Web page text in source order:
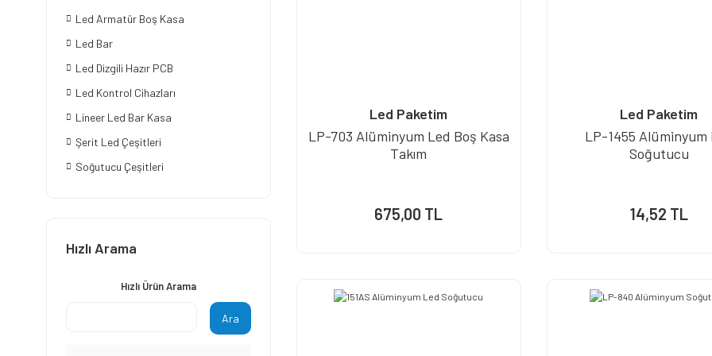
Led Armatür Boş Kasa
Led Bar
Led Dizgili Hazır PCB
Led Kontrol Cihazları
Lineer Led Bar Kasa
Şerit Led Çeşitleri
Soğutucu Çeşitleri
Hızlı Arama
Hızlı Ürün Arama
Ara
Led Paketim
LP-703 Alüminyum Led Boş Kasa
Takım
675,00 TL
Led Paketim
LP-1455 Alüminyum
Soğutucu
14,52 TL